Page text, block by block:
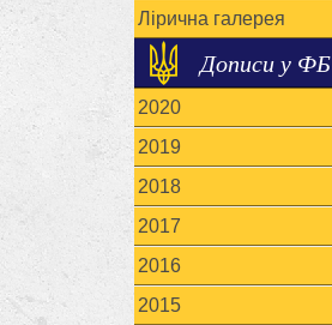
Лірична галерея
Дописи у ФБ
2020
2019
2018
2017
2016
2015